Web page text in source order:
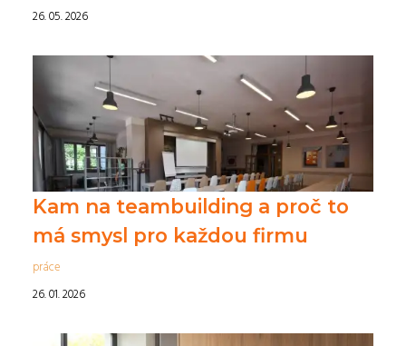
26. 05. 2026
Kam na teambuilding a proč to
má smysl pro každou firmu
práce
26. 01. 2026